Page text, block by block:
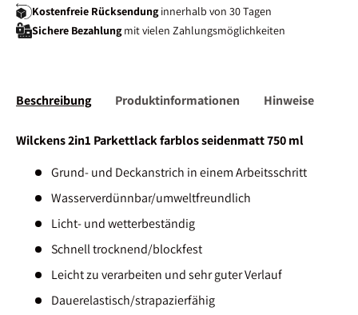
Kostenfreie Rücksendunginnerhalb von 30 Tagen
Sichere Bezahlungmit vielen Zahlungsmöglichkeiten
Beschreibung Produktinformationen Hinweise
Wilckens 2in1 Parkettlack farblos seidenmatt 750 ml
Grund- und Deckanstrich in einem Arbeitsschritt
Wasserverdünnbar/umweltfreundlich
Licht- und wetterbeständig
Schnell trocknend/blockfest
Leicht zu verarbeiten und sehr guter Verlauf
Dauerelastisch/strapazierfähig